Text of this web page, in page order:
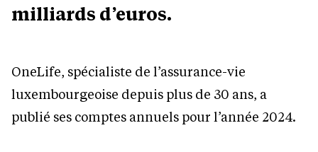
milliards d’euros.
OneLife, spécialiste de l’assurance-vie
luxembourgeoise depuis plus de 30 ans, a
publié ses comptes annuels pour l’année 2024.